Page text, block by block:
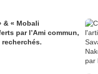
& « Mobali
par l’Ami commun,